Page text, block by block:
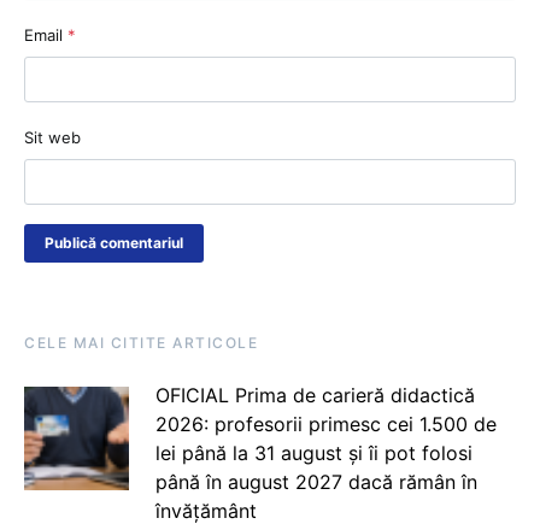
Email *
Sit web
CELE MAI CITITE ARTICOLE
OFICIAL Prima de carieră didactică
2026: profesorii primesc cei 1.500 de
lei până la 31 august și îi pot folosi
până în august 2027 dacă rămân în
învățământ